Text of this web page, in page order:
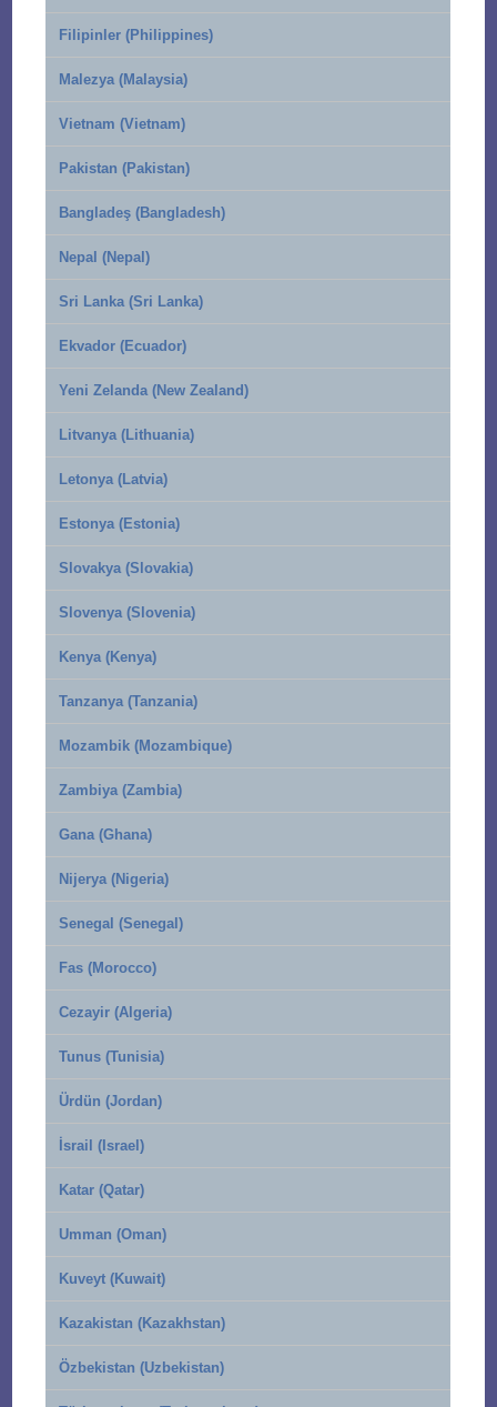
Filipinler (Philippines)
Malezya (Malaysia)
Vietnam (Vietnam)
Pakistan (Pakistan)
Bangladeş (Bangladesh)
Nepal (Nepal)
Sri Lanka (Sri Lanka)
Ekvador (Ecuador)
Yeni Zelanda (New Zealand)
Litvanya (Lithuania)
Letonya (Latvia)
Estonya (Estonia)
Slovakya (Slovakia)
Slovenya (Slovenia)
Kenya (Kenya)
Tanzanya (Tanzania)
Mozambik (Mozambique)
Zambiya (Zambia)
Gana (Ghana)
Nijerya (Nigeria)
Senegal (Senegal)
Fas (Morocco)
Cezayir (Algeria)
Tunus (Tunisia)
Ürdün (Jordan)
İsrail (Israel)
Katar (Qatar)
Umman (Oman)
Kuveyt (Kuwait)
Kazakistan (Kazakhstan)
Özbekistan (Uzbekistan)